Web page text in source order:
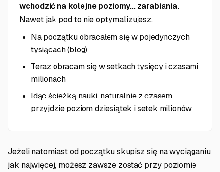
wchodzić na kolejne poziomy... zarabiania.
Nawet jak pod to nie optymalizujesz.
Na początku obracałem się w pojedynczych
tysiącach (blog)
Teraz obracam się w setkach tysięcy i czasami
milionach
Idąc ścieżką nauki, naturalnie z czasem
przyjdzie poziom dziesiątek i setek milionów
Jeżeli natomiast od początku skupisz się na wyciąganiu
jak najwięcej, możesz zawsze zostać przy poziomie